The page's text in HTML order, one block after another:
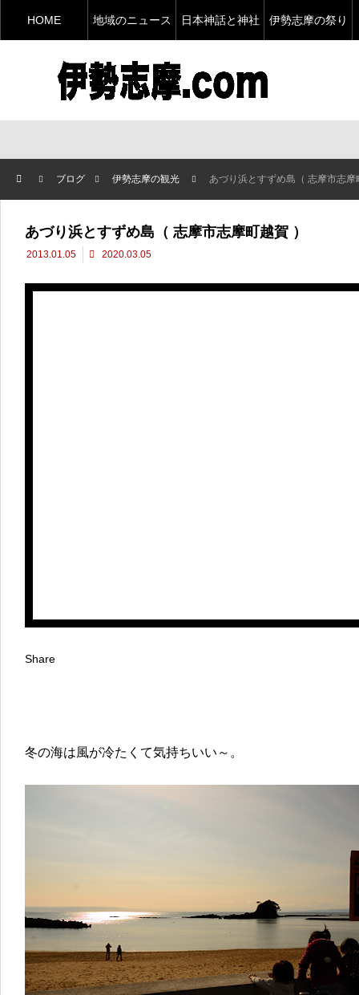
HOME 地域のニュース 日本神話と神社 伊勢志摩の祭り
ブログ 伊勢志摩の観光 あづり浜とすずめ島（ 志摩市志摩
あづり浜とすずめ島（ 志摩市志摩町越賀 ）
2013.01.05 2020.03.05
Share
冬の海は風が冷たくて気持ちいい～。